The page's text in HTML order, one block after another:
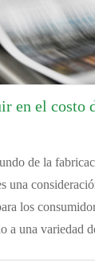
en el costo
de la
una
los
a una variedad